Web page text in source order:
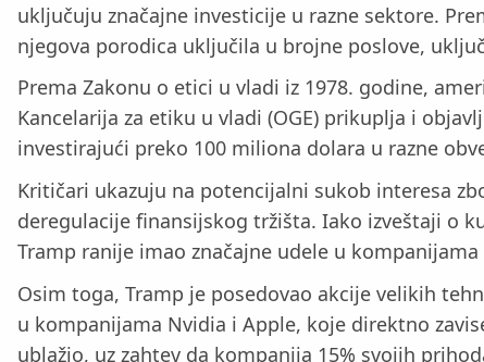
uključuju značajne investicije u razne sektore.
njegova porodica uključila u brojne poslove,
Prema Zakonu o etici u vladi iz 1978. godine,
Kancelarija za etiku u vladi (OGE) prikuplja i
investirajući preko 100 miliona dolara u razne
Kritičari ukazuju na potencijalni sukob interesa
deregulacije finansijskog tržišta. Iako izveštaji o
Tramp ranije imao značajne udele u
Osim toga, Tramp je posedovao akcije velikih
u kompanijama Nvidia i Apple, koje direktno
ublažio, uz zahtev da kompanija 15% svojih